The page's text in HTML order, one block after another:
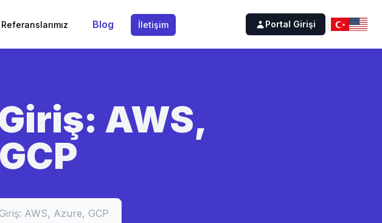
Referanslarımız Blog İletişim Portal Girişi
AWS,
AWS, Azure, GCP